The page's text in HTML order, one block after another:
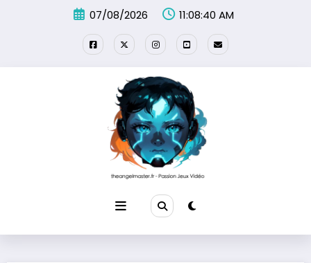
07/08/2026 11:08:41 AM